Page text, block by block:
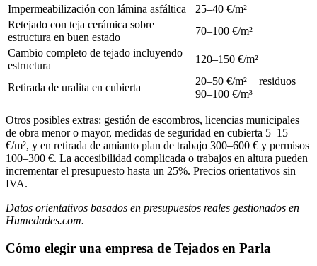
Impermeabilización con lámina asfáltica
25–40 €/m²
Retejado con teja cerámica sobre
estructura en buen estado
70–100 €/m²
Cambio completo de tejado incluyendo
estructura
120–150 €/m²
Retirada de uralita en cubierta
20–50 €/m² + residuos
90–100 €/m³
Otros posibles extras: gestión de escombros, licencias municipales
de obra menor o mayor, medidas de seguridad en cubierta 5–15
€/m², y en retirada de amianto plan de trabajo 300–600 € y permisos
100–300 €. La accesibilidad complicada o trabajos en altura pueden
incrementar el presupuesto hasta un 25%. Precios orientativos sin
IVA.
Datos orientativos basados en presupuestos reales gestionados en
Humedades.com.
Cómo elegir una empresa de Tejados en Parla